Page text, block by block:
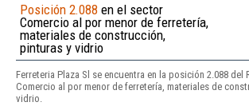
Posición 2.088 en el sector
Comercio al por menor de ferretería,
materiales de construcción,
pinturas y vidrio
Ferreteria Plaza Sl se encuentra en la posición 2.088 del
Comercio al por menor de ferretería, materiales de
vidrio.